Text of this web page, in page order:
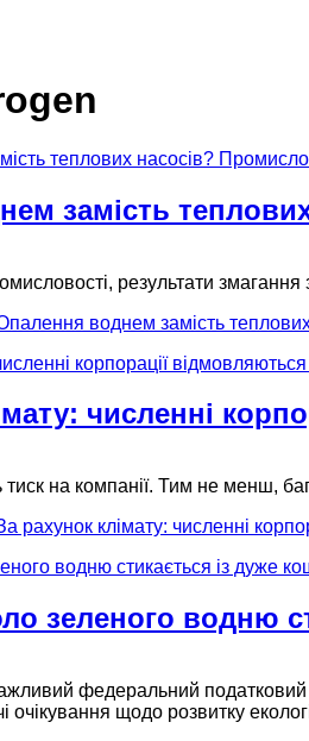
замість
результати
воднем замість
численні
на компанії. Тим не менш,
рахунок клімату: численні
зеленого водню
федеральний
щодо розвитку